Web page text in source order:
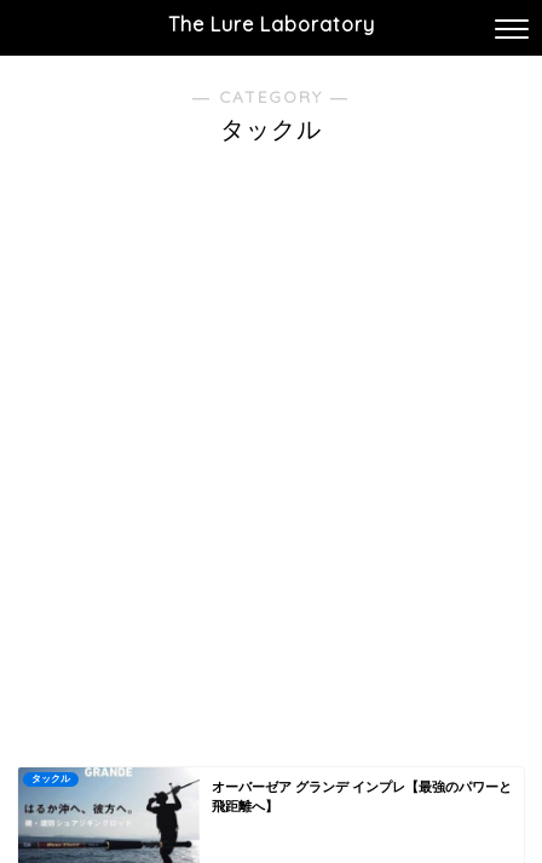
The Lure Laboratory
― CATEGORY ―
タックル
タックル
オーバーゼア グランデ インプレ【最強のパワーと
飛距離へ】